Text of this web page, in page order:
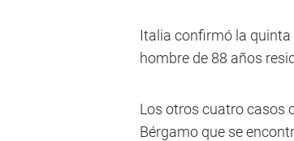
Italia confirmó la
hombre de 88 años
Los otros cuatro casos
Bérgamo que se